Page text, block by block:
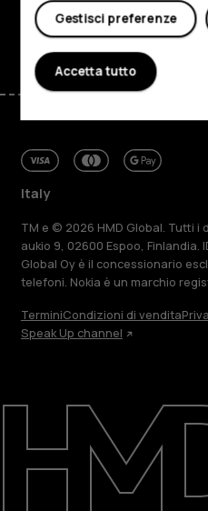
Il mio account
Ripara, riutilizza, ricicla
Sostenibilità
Assistenza
FacebookInstagram
Tiktok
Italy
TM e © 2026 HMD Global. Tutti i
aukio 9, 02600 Espoo, Finlandia.
Global Oy è il concessionario
telefoni. Nokia è un marchio
TerminiCondizioni di vendita
Speak Up channel
Gestisci preferenze
Accetta tutto